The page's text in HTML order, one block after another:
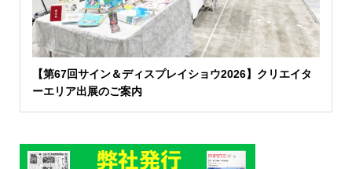
【第67回サイン＆ディスプレイショウ2026】クリエイタ
ーエリア出展のご案内